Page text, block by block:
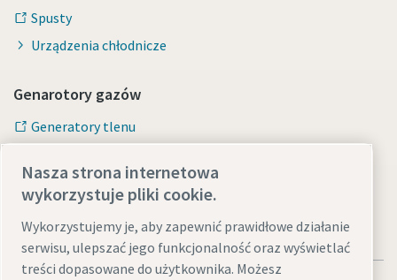
Spusty
Urządzenia chłodnicze
Genarotory gazów
Generatory tlenu
Nasza strona internetowa
wykorzystuje pliki cookie.
Wykorzystujemy je, aby zapewnić prawidłowe działanie
serwisu, ulepszać jego funkcjonalność oraz wyświetlać
treści dopasowane do użytkownika. Możesz